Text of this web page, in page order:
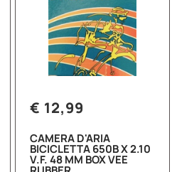
€ 12,99
CAMERA D'ARIA
BICICLETTA 650B X 2.10
V.F. 48 MM BOX VEE